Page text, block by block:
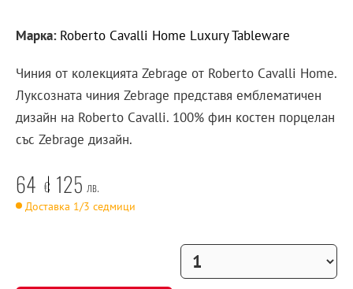
Марка: Roberto Cavalli Home Luxury Tableware
Чиния от колекцията Zebrage от Roberto Cavalli Home.
Луксозната чиния Zebrage представя емблематичен
дизайн на Roberto Cavalli. 100% фин костен порцелан
със Zebrage дизайн.
64 € 125 лв.
Доставка 1/3 седмици